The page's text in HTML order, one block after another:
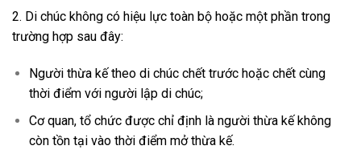
2. Di chúc không có hiệu lực toàn bộ hoặc một phần trong
trường hợp sau đây:
Người thừa kế theo di chúc chết trước hoặc chết cùng
thời điểm với người lập di chúc;
Cơ quan, tổ chức được chỉ định là người thừa kế không
còn tồn tại vào thời điểm mở thừa kế.